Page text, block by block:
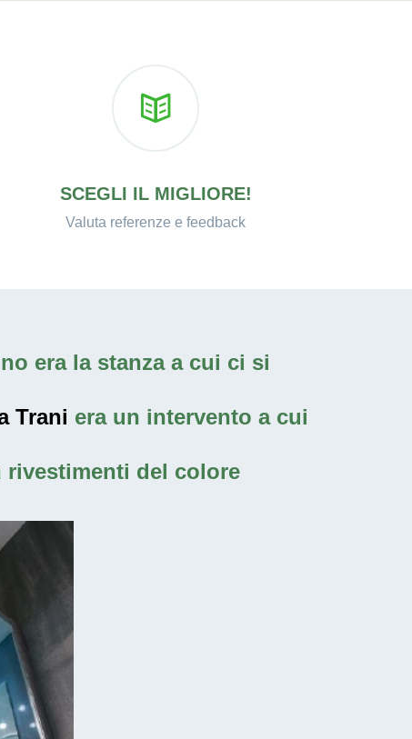
SCEGLI IL MIGLIORE!
Valuta referenze e feedback
era la stanza a cui ci si
Trani era un intervento a cui
rivestimenti del colore